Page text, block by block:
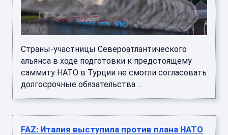
Страны-участницы Североатлантического
альянса в ходе подготовки к предстоящему
саммиту НАТО в Турции не смогли согласовать
долгосрочные обязательства ...
FAZ: Италия выступила против плана НАТО